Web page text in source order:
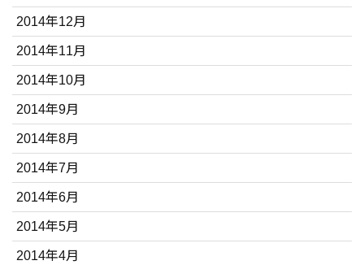
2014年12月
2014年11月
2014年10月
2014年9月
2014年8月
2014年7月
2014年6月
2014年5月
2014年4月